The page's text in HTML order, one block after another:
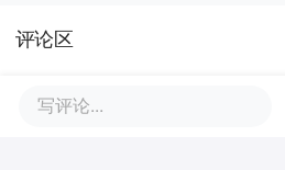
评论区
写评论...